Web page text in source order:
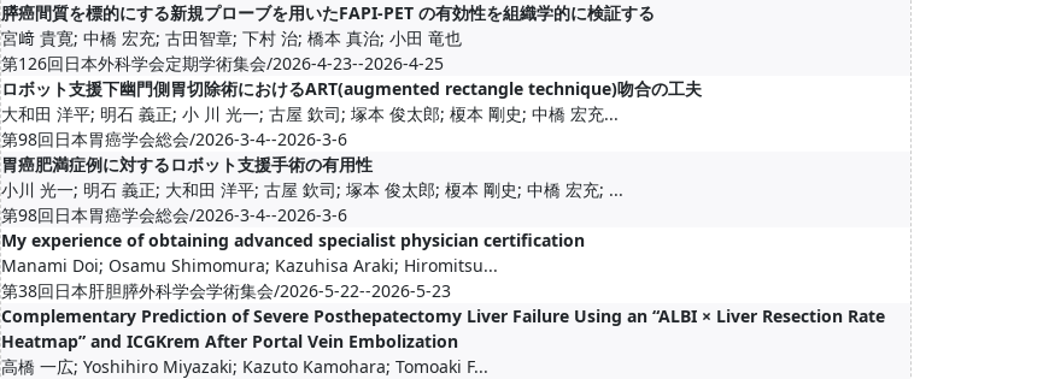
膵癌間質を標的にする新規プローブを用いたFAPI-PET の有効性を組織学的に検証する
宮﨑 貴寛; 中橋 宏充; 古田智章; 下村 治; 橋本 真治; 小田 竜也
第126回日本外科学会定期学術集会/2026-4-23--2026-4-25
ロボット支援下幽門側胃切除術におけるART(augmented rectangle technique)吻合の工夫
大和田 洋平; 明石 義正; 小 川 光一; 古屋 欽司; 塚本 俊太郎; 榎本 剛史; 中橋 宏充...
第98回日本胃癌学会総会/2026-3-4--2026-3-6
胃癌肥満症例に対するロボット支援手術の有用性
小川 光一; 明石 義正; 大和田 洋平; 古屋 欽司; 塚本 俊太郎; 榎本 剛史; 中橋 宏充; ...
第98回日本胃癌学会総会/2026-3-4--2026-3-6
My experience of obtaining advanced specialist physician certification
Manami Doi; Osamu Shimomura; Kazuhisa Araki; Hiromitsu...
第38回日本肝胆膵外科学会学術集会/2026-5-22--2026-5-23
Complementary Prediction of Severe Posthepatectomy Liver Failure Using an “ALBI × Liver Resection Rate
Heatmap” and ICGKrem After Portal Vein Embolization
高橋 一広; Yoshihiro Miyazaki; Kazuto Kamohara; Tomoaki F...